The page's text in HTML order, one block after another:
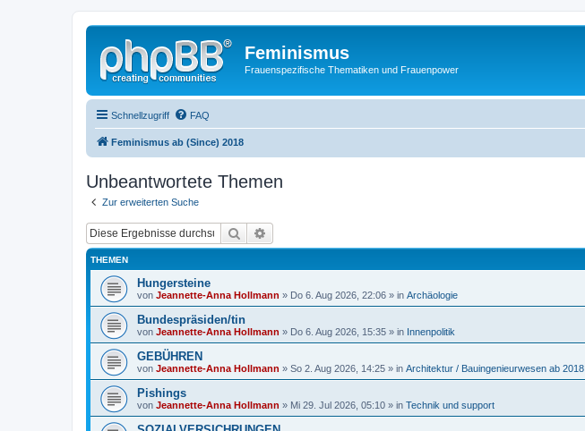
Feminismus
Frauenspezifische Thematiken und Frauenpower
Schnellzugriff FAQ
Feminismus ab (Since) 2018
Unbeantwortete Themen
Zur erweiterten Suche
Suche
THEMEN
Hungersteine
von Jeannette-Anna Hollmann » Do 6. Aug 2026, 22:06 » in Archäologie
Bundespräsiden/tin
von Jeannette-Anna Hollmann » Do 6. Aug 2026, 15:35 » in Innenpolitik
GEBÜHREN
von Jeannette-Anna Hollmann » So 2. Aug 2026, 14:25 » in Architektur / Bauingenieurwesen ab 2018
Pishings
von Jeannette-Anna Hollmann » Mi 29. Jul 2026, 05:10 » in Technik und support